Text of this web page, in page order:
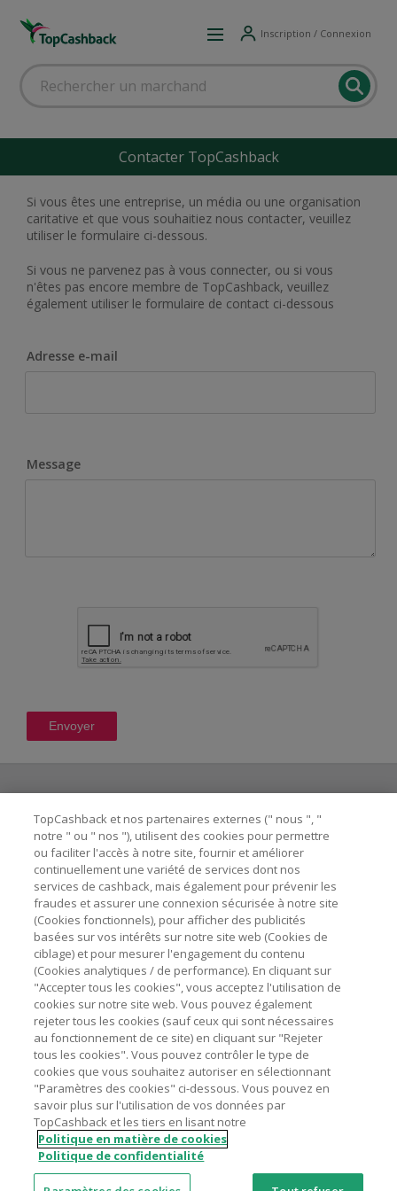
Inscription / Connexion
Contacter TopCashback
Si vous êtes une entreprise, un média ou une organisation
caritative et que vous souhaitiez nous contacter, veuillez
utiliser le formulaire ci-dessous.
Si vous ne parvenez pas à vous connecter, ou si vous
n'êtes pas encore membre de TopCashback, veuillez
également utiliser le formulaire de contact ci-dessous
Adresse e-mail
Message
Besoin d'aide ?
Astuces pour économiser
A propos de
Contactez-nous
Mentions légales
Nos sites UK US CN JP DE AU
TopCashback et nos partenaires externes (" nous ", "
notre " ou " nos "), utilisent des cookies pour permettre
ou faciliter l'accès à notre site, fournir et améliorer
continuellement une variété de services dont nos
services de cashback, mais également pour prévenir les
fraudes et assurer une connexion sécurisée à notre site
(Cookies fonctionnels), pour afficher des publicités
basées sur vos intérêts sur notre site web (Cookies de
ciblage) et pour mesurer l'engagement du contenu
(Cookies analytiques / de performance). En cliquant sur
"Accepter tous les cookies", vous acceptez l'utilisation de
cookies sur notre site web. Vous pouvez également
rejeter tous les cookies (sauf ceux qui sont nécessaires
au fonctionnement de ce site) en cliquant sur "Rejeter
tous les cookies". Vous pouvez contrôler le type de
cookies que vous souhaitez autoriser en sélectionnant
"Paramètres des cookies" ci-dessous. Vous pouvez en
savoir plus sur l'utilisation de vos données par
TopCashback et les tiers en lisant notre
Politique en matière de cookies
Politique de confidentialité